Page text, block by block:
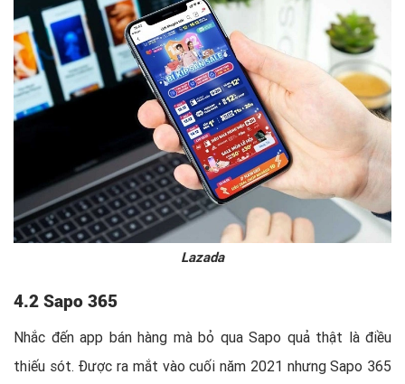
Lazada
4.2 Sapo 365
Nhắc đến app bán hàng mà bỏ qua Sapo quả thật là điều
thiếu sót. Được ra mắt vào cuối năm 2021 nhưng Sapo 365